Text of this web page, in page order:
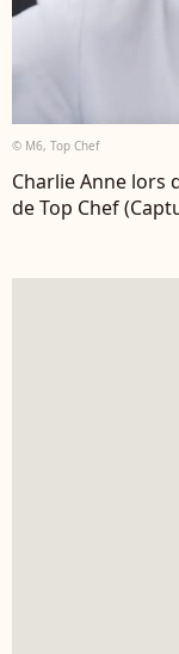
© M6, Top Chef
Charlie Anne lors
de Top Chef